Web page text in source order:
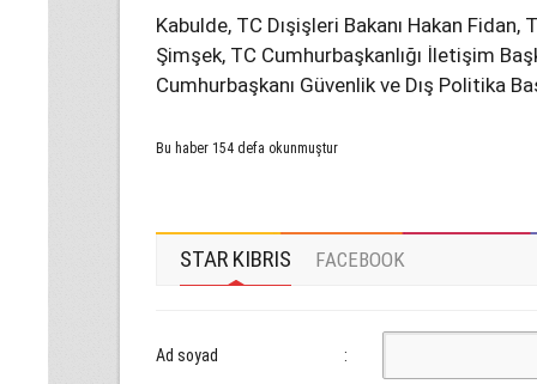
Kabulde, TC Dışişleri Bakanı Hakan
Şimşek, TC Cumhurbaşkanlığı İletişim
Cumhurbaşkanı Güvenlik ve Dış Politika
Bu haber 154 defa okunmuştur
STAR KIBRIS FACEBOOK
Ad soyad :